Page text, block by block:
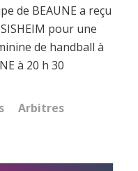
de BEAUNE a reçu
pour une
de handball à
à 20 h 30
Arbitres